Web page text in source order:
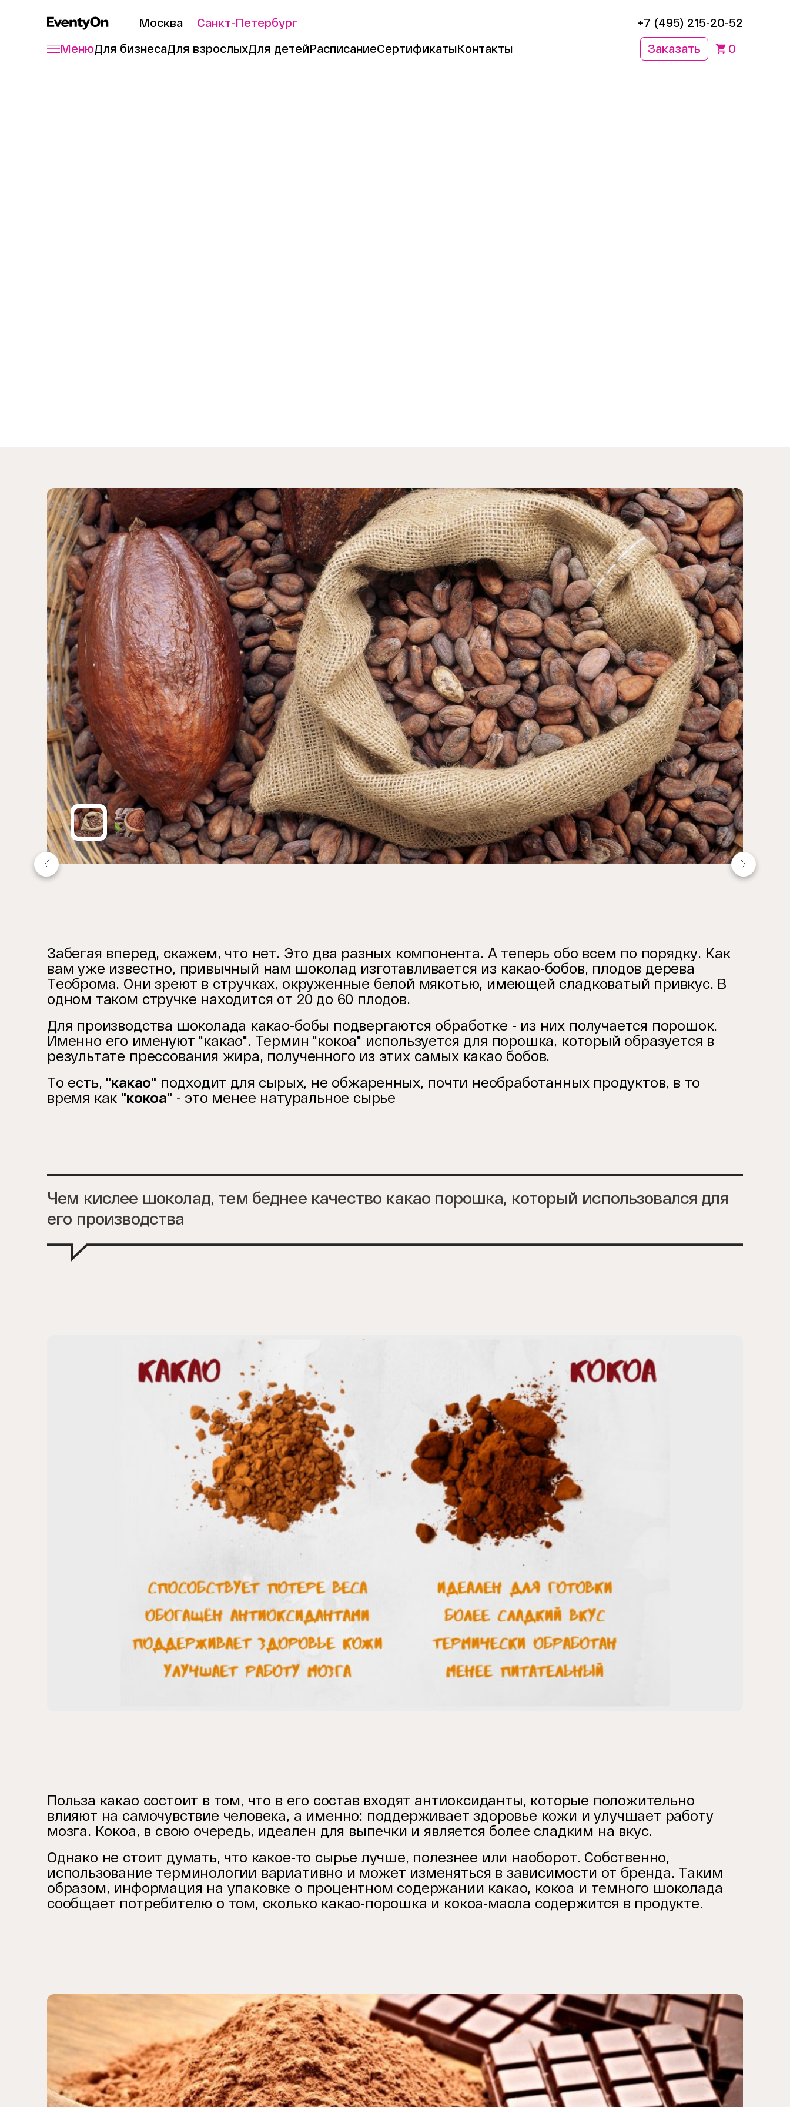
Москва Санкт-Петербург
+7 (495) 215-20-52
МенюДля бизнесаДля взрослыхДля детейРасписаниеСертификатыКонтакты Заказать 0
Item
1
Забегая вперед, скажем, что нет. Это два разных компонента. А теперь обо всем по порядку. Как
вам уже известно, привычный нам шоколад изготавливается из какао-бобов, плодов дерева
Теоброма. Они зреют в стручках, окруженные белой мякотью, имеющей сладковатый привкус. В
одном таком стручке находится от 20 до 60 плодов.
Для производства шоколада какао-бобы подвергаются обработке - из них получается порошок.
Именно его именуют "какао". Термин "кокоа" используется для порошка, который образуется в
результате прессования жира, полученного из этих самых какао бобов.
То есть, "какао" подходит для сырых, не обжаренных, почти необработанных продуктов, в то
время как "кокоа" - это менее натуральное сырье
Чем кислее шоколад, тем беднее качество какао порошка, который использовался для
его производства
Польза какао состоит в том, что в его состав входят антиоксиданты, которые положительно
влияют на самочувствие человека, а именно: поддерживает здоровье кожи и улучшает работу
мозга. Кокоа, в свою очередь, идеален для выпечки и является более сладким на вкус.
Однако не стоит думать, что какое-то сырье лучше, полезнее или наоборот. Собственно,
использование терминологии вариативно и может изменяться в зависимости от бренда. Таким
образом, информация на упаковке о процентном содержании какао, кокоа и темного шоколада
сообщает потребителю о том, сколько какао-порошка и кокоа-масла содержится в продукте.